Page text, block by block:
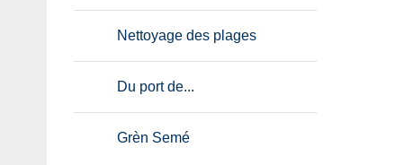
Nettoyage des plages
Du port de...
Grèn Semé